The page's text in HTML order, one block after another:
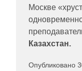
Москве
Казахстан.
Опубликовано